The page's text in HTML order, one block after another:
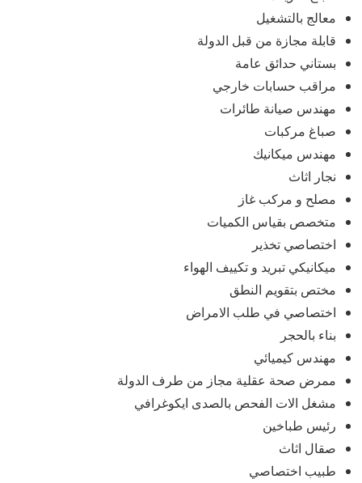
معالج بالتشغيل
قابلة مجازة من قبل الدولة
بستاني حدائق عامة
مراقب حسابات خارجي
مهندس صيانة طائرات
صباغ مركبات
مهندس ميكانيك
نجار اثاث
مصلح و مركب غاز
متخصص بقياس الكميات
اختصاصي تخذير
ميكانيكي تبريد و تكييف الهواء
مختص بتقويم النطق
اختصاصي في طلب الامراض
بناء بالحجر
مهندس كيميائي
ممرض صحة عقلية مجاز من طرف الدولة
مشغل الات الفحص بالصدى ايكوغرافي
رئيس طباخين
صقال اثاث
طبيب اختصاصي